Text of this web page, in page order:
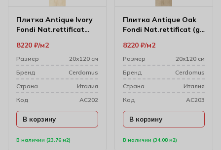
Плитка Antique Ivory
Fondi Nat.rettificat
В наличии (23.76 м2)
8220 ₽ м2
Размер
20х120 см
Бренд
Cerdomus
Cтрана
Италия
Код
AC202
В корзину
Плитка Antique Oak
Fondi Nat.rettificat (gl)
В наличии (34.08 м2)
8220 ₽ м2
Размер
20х120 см
Бренд
Cerdomus
Cтрана
Италия
Код
AC203
В корзину